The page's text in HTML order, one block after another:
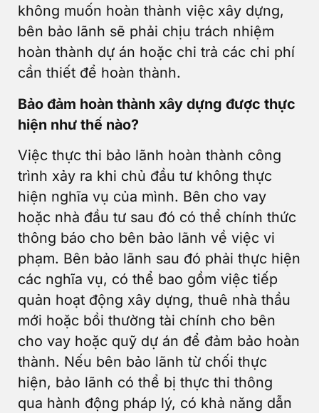
không muốn hoàn thành việc xây dựng,
bên bảo lãnh sẽ phải chịu trách nhiệm
hoàn thành dự án hoặc chi trả các chi phí
cần thiết để hoàn thành.
Bảo đảm hoàn thành xây dựng được thực
hiện như thế nào?
Việc thực thi bảo lãnh hoàn thành công
trình xảy ra khi chủ đầu tư không thực
hiện nghĩa vụ của mình. Bên cho vay
hoặc nhà đầu tư sau đó có thể chính thức
thông báo cho bên bảo lãnh về việc vi
phạm. Bên bảo lãnh sau đó phải thực hiện
các nghĩa vụ, có thể bao gồm việc tiếp
quản hoạt động xây dựng, thuê nhà thầu
mới hoặc bồi thường tài chính cho bên
cho vay hoặc quỹ dự án để đảm bảo hoàn
thành. Nếu bên bảo lãnh từ chối thực
hiện, bảo lãnh có thể bị thực thi thông
qua hành động pháp lý, có khả năng dẫn